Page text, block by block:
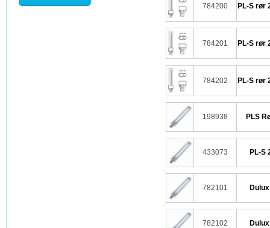
784200 PL-S rør
784201 PL-S rør
784202 PL-S rør
198938 PLS
433073 PL-S
782101
782102